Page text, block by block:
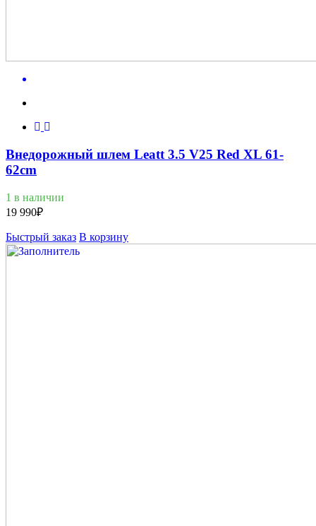
Внедорожный шлем Leatt 3.5 V25 Red XL 61-
62cm
1 в наличии
19 990₽
Быстрый заказ В корзину